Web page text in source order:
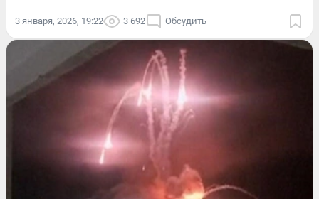
3 января, 2026, 19:22 3 692 Обсудить